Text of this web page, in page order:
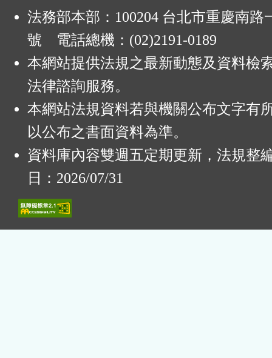
法務部本部：100204 台北市重慶南路
號 電話總機：(02)2191-0189
本網站提供法規之最新動態及資料檢
法律諮詢服務。
本網站法規資料若與機關公布文字有
以公布之書面資料為準。
資料庫內容雙週五定期更新，法規整
日：2026/07/31